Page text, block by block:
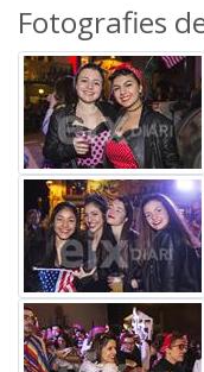
Fotografies